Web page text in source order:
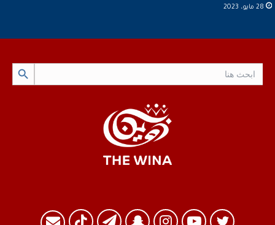
28 مايو، 2023
Search
Search Button
تويتر يوتيوبانستقرام
سنابتيلقرامTikTokالبريد